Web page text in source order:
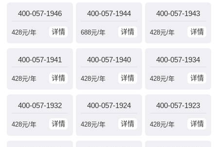
400-057-1946
详情
428元/年
400-057-1944
详情
688元/年
400-057-1943
详情
428元/年
400-057-1941
详情
428元/年
400-057-1940
详情
428元/年
400-057-1934
详情
428元/年
400-057-1932
详情
428元/年
400-057-1924
详情
428元/年
400-057-1923
详情
428元/年